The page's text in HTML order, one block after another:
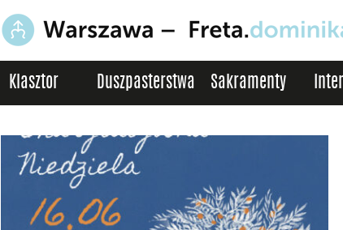
Klasztor Duszpasterstwa Sakramenty